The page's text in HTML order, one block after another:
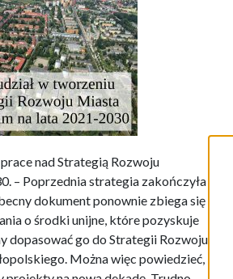
nad Strategią Rozwoju
– Poprzednia strategia zakończyła
dokument ponownie zbiega się
o środki unijne, które pozyskuje
dopasować go do Strategii Rozwoju
Można więc powiedzieć,